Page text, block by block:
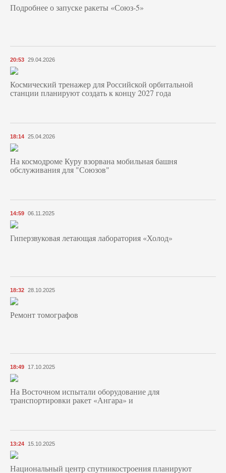
Подробнее о запуске ракеты «Союз‑5»
20:53 29.04.2026
Космический тренажер для Российской орбитальной
станции планируют создать к концу 2027 года
18:14 25.04.2026
На космодроме Куру взорвана мобильная башня
обслуживания для "Союзов"
14:59 06.11.2025
Гиперзвуковая летающая лаборатория «Холод»
18:32 28.10.2025
Ремонт томографов
18:49 17.10.2025
На Восточном испытали оборудование для
транспортировки ракет «Ангара» и
13:24 15.10.2025
Национальный центр спутникостроения планируют